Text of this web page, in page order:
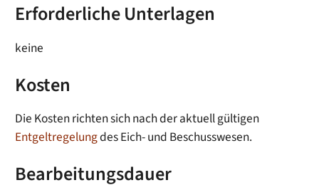
Erforderliche Unterlagen
keine
Kosten
Die Kosten richten sich nach der aktuell gültigen
Entgeltregelungdes Eich- und Beschusswesen.
Bearbeitungsdauer